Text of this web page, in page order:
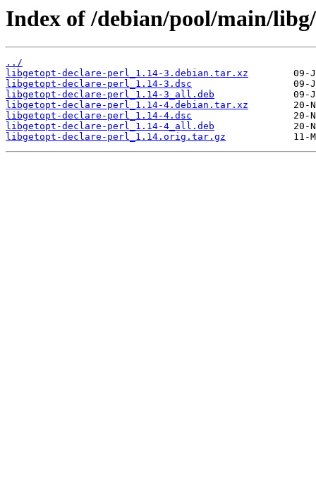
Index of /debian/pool/main/
../
libgetopt-declare-perl_1.14-3.debian.tar.xz
libgetopt-declare-perl_1.14-3.dsc
libgetopt-declare-perl_1.14-3_all.deb
libgetopt-declare-perl_1.14-4.debian.tar.xz
libgetopt-declare-perl_1.14-4.dsc
libgetopt-declare-perl_1.14-4_all.deb
libgetopt-declare-perl_1.14.orig.tar.gz